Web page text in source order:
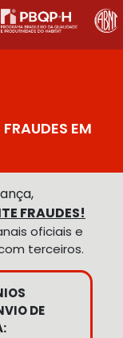
EM
FRAUDES!
oficiais e
terceiros.
DE